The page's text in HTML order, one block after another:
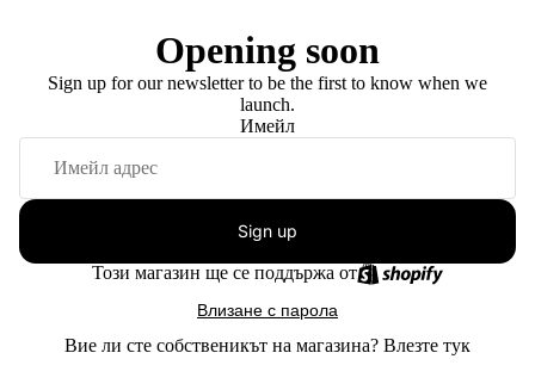
Opening soon
Sign up for our newsletter to be the first to know when we
launch.
Имейл
Sign up
Този магазин ще се поддържа от
Влизане с парола
Вие ли сте собственикът на магазина? Влезте тук